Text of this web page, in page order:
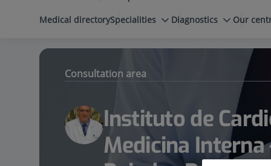
Medical directorySpecialities Diagnostics Our
Consultation area
Instituto de
Medicina Interna